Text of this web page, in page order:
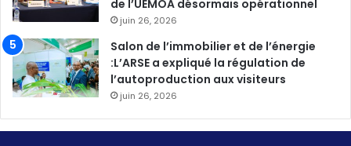
de l’UEMOA désormais opérationnel
juin 26, 2026
Salon de l’immobilier et de l’énergie
:L’ARSE a expliqué la régulation de
l’autoproduction aux visiteurs
juin 26, 2026